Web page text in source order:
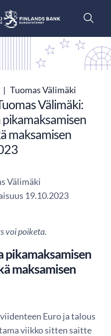
| Tuomas Välimäki
Välimäki:
maksamisen
Välimäki
19.10.2023
voi poiketa.
pikamaksamisen
maksamisen
Euro ja talous
viikko sitten saitte